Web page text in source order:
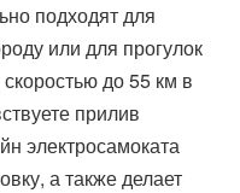
подходят для
или для прогулок
до 55 км в
прилив
электросамоката
а также делает